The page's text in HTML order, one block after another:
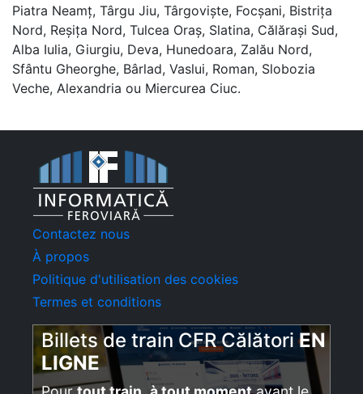
Piatra Neamț, Târgu Jiu, Târgoviște, Focșani, Bistrița
Nord, Reșița Nord, Tulcea Oraș, Slatina, Călărași Sud,
Alba Iulia, Giurgiu, Deva, Hunedoara, Zalău Nord,
Sfântu Gheorghe, Bârlad, Vaslui, Roman, Slobozia
Veche, Alexandria ou Miercurea Ciuc.
Contactez nous
À propos
Politique d'utilisation des cookies
Termes et conditions
Billets de train CFR CălătoriEN
LIGNE